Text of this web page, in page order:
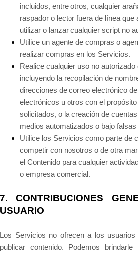
incluidos, entre otros, cualquier
raspador o lector fuera de línea
utilizar o lanzar cualquier script no
Utilice un agente de compras o
realizar compras en los Servicios.
Realice cualquier uso no autorizado
incluyendo la recopilación de
direcciones de correo electrónico
electrónicos u otros con el
solicitados, o la creación de
medios automatizados o bajo falsas
Utilice los Servicios como parte de
competir con nosotros o de otra
el Contenido para cualquier
o empresa comercial.
7.
CONTRIBUCIONES
USUARIO
Los Servicios no ofrecen a los
publicar contenido. Podemos